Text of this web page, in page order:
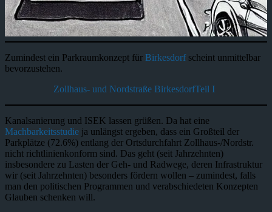
Zumindest ein Parkraumkonzept für Birkesdorfscheint unmittelbar
bevorzustehen.
Zollhaus- und Nordstraße BirkesdorfTeil I
Kanalsanierung und ISEK lassen grüßen. Da hat eine
Machbarkeitsstudie ja unlängst ergeben, dass ein Großteil der
Parkplätze (72.6%) entlang der Ortsdurchfahrt Zollhaus-/Nordstr.
nicht richtlinienkonform sind. Das geht (seit Jahrzehnten)
insbesondere zu Lasten der Geh- und Radwege, deren Infrastruktur
wir (seit Jahrzehnten) besonders fördern wollen – zumindest, falls
man den politischen Programmen und verabschiedeten Konzepten
Glauben schenken will.